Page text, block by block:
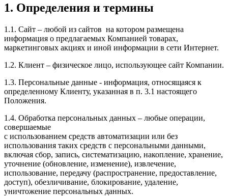
1. Определения и термины
1.1. Сайт – любой из сайтов на котором размещена
информация о предлагаемых Компанией товарах,
маркетинговых акциях и иной информации в сети Интернет.
1.2. Клиент – физическое лицо, использующее сайт Компании.
1.3. Персональные данные - информация, относящаяся к
определенному Клиенту, указанная в п. 3.1 настоящего
Положения.
1.4. Обработка персональных данных – любые операции,
совершаемые
с использованием средств автоматизации или без
использования таких средств с персональными данными,
включая сбор, запись, систематизацию, накопление, хранение,
уточнение (обновление, изменение), извлечение,
использование, передачу (распространение, предоставление,
доступ), обезличивание, блокирование, удаление,
уничтожение персональных данных.